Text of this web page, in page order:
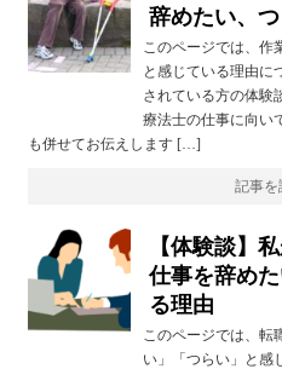
辞めたい、
このページでは、作
と感じている理由に
されている方の体験
療法士の仕事に向い
も併せてお伝えします […]
記事を
【体験談】
仕事を辞め
る理由
このページでは、転
い」「つらい」と感